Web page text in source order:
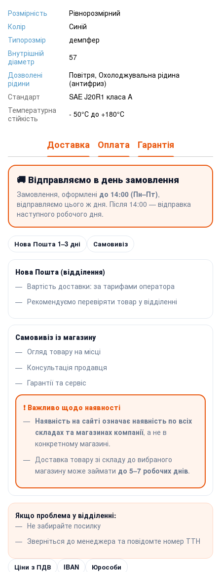
Розмірність
Рівнорозмірний
Колір
Синій
Типорозмір
демпфер
Внутрішній
діаметр
57
Дозволені
рідини
Повітря, Охолоджувальна рідина
(антифриз)
Стандарт
SAE J20R1 класа A
Температурна
стійкість
- 50°С до +180°С
Доставка Оплата Гарантія
🚚 Відправляємо в день замовлення
Замовлення, оформлені до 14:00 (Пн–Пт),
відправляємо цього ж дня. Після 14:00 — відправка
наступного робочого дня.
Нова Пошта 1–3 дні Самовивіз
Нова Пошта (відділення)
Вартість доставки: за тарифами оператора
Рекомендуємо перевіряти товар у відділенні
Самовивіз із магазину
Огляд товару на місці
Консультація продавця
Гарантії та сервіс
❗ Важливо щодо наявності
Наявність на сайті означає наявність по всіх
складах та магазинах компанії, а не в
конкретному магазині.
Доставка товару зі складу до вибраного
магазину може займати до 5–7 робочих днів.
Якщо проблема у відділенні:
Не забирайте посилку
Зверніться до менеджера та повідомте номер ТТН
Ціни з ПДВ IBAN
Юрособи